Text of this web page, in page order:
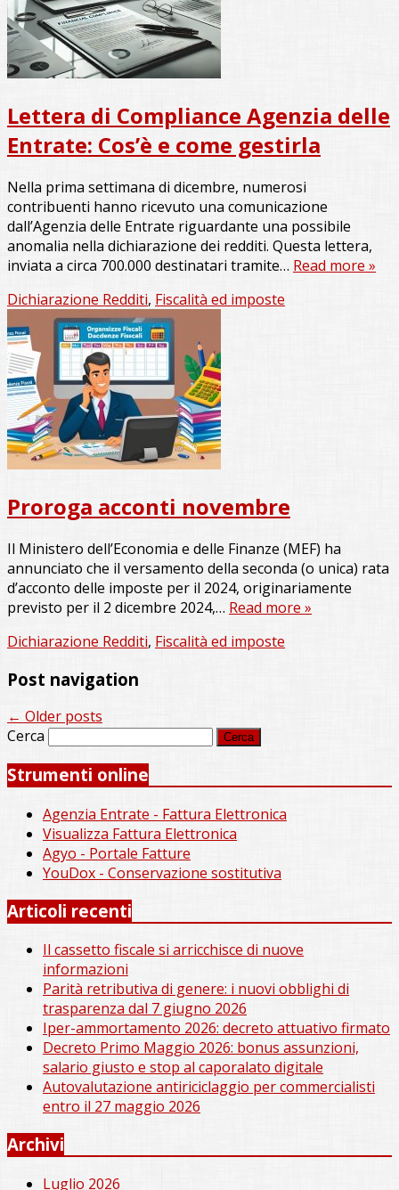
Lettera di Compliance Agenzia delle
Entrate: Cos’è e come gestirla
Nella prima settimana di dicembre, numerosi
contribuenti hanno ricevuto una comunicazione
dall’Agenzia delle Entrate riguardante una possibile
anomalia nella dichiarazione dei redditi. Questa lettera,
inviata a circa 700.000 destinatari tramite… Read more »
Dichiarazione Redditi, Fiscalità ed imposte
Proroga acconti novembre
Il Ministero dell’Economia e delle Finanze (MEF) ha
annunciato che il versamento della seconda (o unica) rata
d’acconto delle imposte per il 2024, originariamente
previsto per il 2 dicembre 2024,… Read more »
Dichiarazione Redditi, Fiscalità ed imposte
Post navigation
← Older posts
Cerca
Strumenti online
Agenzia Entrate - Fattura Elettronica
Visualizza Fattura Elettronica
Agyo - Portale Fatture
YouDox - Conservazione sostitutiva
Articoli recenti
Il cassetto fiscale si arricchisce di nuove
informazioni
Parità retributiva di genere: i nuovi obblighi di
trasparenza dal 7 giugno 2026
Iper-ammortamento 2026: decreto attuativo firmato
Decreto Primo Maggio 2026: bonus assunzioni,
salario giusto e stop al caporalato digitale
Autovalutazione antiriciclaggio per commercialisti
entro il 27 maggio 2026
Archivi
Luglio 2026